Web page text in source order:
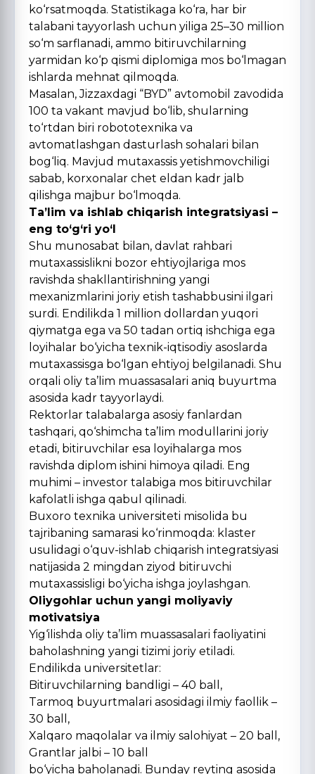
kо‘rsatmoqda. Statistikaga kо‘ra, har bir
talabani tayyorlash uchun yiliga 25–30 million
sо‘m sarflanadi, ammo bitiruvchilarning
yarmidan kо‘p qismi diplomiga mos bо‘lmagan
ishlarda mehnat qilmoqda.
Masalan, Jizzaxdagi “BYD” avtomobil zavodida
100 ta vakant mavjud bо‘lib, shularning
tо‘rtdan biri robototexnika va
avtomatlashgan dasturlash sohalari bilan
bog‘liq. Mavjud mutaxassis yetishmovchiligi
sabab, korxonalar chet eldan kadr jalb
qilishga majbur bо‘lmoqda.
Ta’lim va ishlab chiqarish integratsiyasi –
eng tо‘g‘ri yо‘l
Shu munosabat bilan, davlat rahbari
mutaxassislikni bozor ehtiyojlariga mos
ravishda shakllantirishning yangi
mexanizmlarini joriy etish tashabbusini ilgari
surdi. Endilikda 1 million dollardan yuqori
qiymatga ega va 50 tadan ortiq ishchiga ega
loyihalar bо‘yicha texnik-iqtisodiy asoslarda
mutaxassisga bо‘lgan ehtiyoj belgilanadi. Shu
orqali oliy ta’lim muassasalari aniq buyurtma
asosida kadr tayyorlaydi.
Rektorlar talabalarga asosiy fanlardan
tashqari, qо‘shimcha ta’lim modullarini joriy
etadi, bitiruvchilar esa loyihalarga mos
ravishda diplom ishini himoya qiladi. Eng
muhimi – investor talabiga mos bitiruvchilar
kafolatli ishga qabul qilinadi.
Buxoro texnika universiteti misolida bu
tajribaning samarasi kо‘rinmoqda: klaster
usulidagi о‘quv-ishlab chiqarish integratsiyasi
natijasida 2 mingdan ziyod bitiruvchi
mutaxassisligi bо‘yicha ishga joylashgan.
Oliygohlar uchun yangi moliyaviy
motivatsiya
Yig‘ilishda oliy ta’lim muassasalari faoliyatini
baholashning yangi tizimi joriy etiladi.
Endilikda universitetlar:
Bitiruvchilarning bandligi – 40 ball,
Tarmoq buyurtmalari asosidagi ilmiy faollik –
30 ball,
Xalqaro maqolalar va ilmiy salohiyat – 20 ball,
Grantlar jalbi – 10 ball
bо‘yicha baholanadi. Bunday reyting asosida